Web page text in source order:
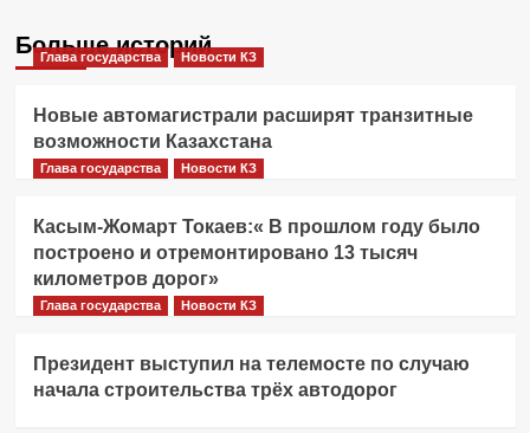
Больше историй
Глава государства Новости КЗ
Новые автомагистрали расширят транзитные
возможности Казахстана
Глава государства Новости КЗ
Касым-Жомарт Токаев:« В прошлом году было
построено и отремонтировано 13 тысяч
километров дорог»
Глава государства Новости КЗ
Президент выступил на телемосте по случаю
начала строительства трёх автодорог